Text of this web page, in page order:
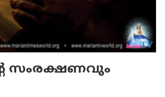
സംരക്ഷണവും